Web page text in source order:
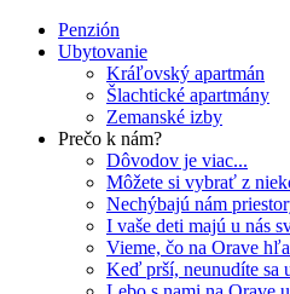
Penzión
Ubytovanie
Kráľovský apartmán
Šlachtické apartmány
Zemanské izby
Prečo k nám?
Dôvodov je viac...
Môžete si vybrať z
Nechýbajú nám
I vaše deti majú u nás
Vieme, čo na Orave
Keď prší, neunudíte sa